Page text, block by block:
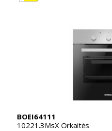
BOEI64111
10221.3MsX Orkaitės